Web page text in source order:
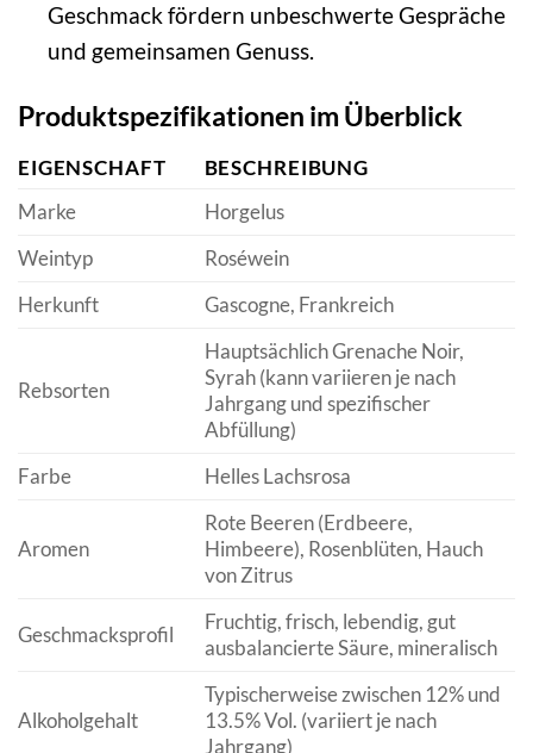
Geschmack fördern unbeschwerte Gespräche
und gemeinsamen Genuss.
Produktspezifikationen im Überblick
EIGENSCHAFT
BESCHREIBUNG
Marke
Horgelus
Weintyp
Roséwein
Herkunft
Gascogne, Frankreich
Rebsorten
Hauptsächlich Grenache Noir,
Syrah (kann variieren je nach
Jahrgang und spezifischer
Abfüllung)
Farbe
Helles Lachsrosa
Aromen
Rote Beeren (Erdbeere,
Himbeere), Rosenblüten, Hauch
von Zitrus
Geschmacksprofil
Fruchtig, frisch, lebendig, gut
ausbalancierte Säure, mineralisch
Alkoholgehalt
Typischerweise zwischen 12% und
13.5% Vol. (variiert je nach
Jahrgang)